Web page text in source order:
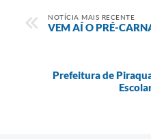
NOTÍCIA MAIS RECENTE
VEM AÍ O PRÉ-
Prefeitura de